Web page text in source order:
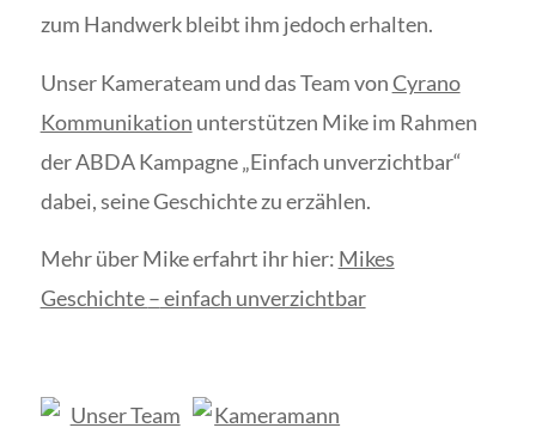
zum Handwerk bleibt ihm jedoch erhalten.
Unser Kamerateam und das Team vonCyrano
Kommunikation unterstützen Mike im Rahmen
der ABDA Kampagne „Einfach unverzichtbar“
dabei, seine Geschichte zu erzählen.
Mehr über Mike erfahrt ihr hier: Mikes
Geschichte–einfach unverzichtbar